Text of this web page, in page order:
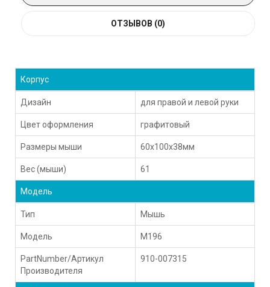
ОТЗЫВОВ (0)
Корпус
Дизайн для правой и левой руки
Цвет оформления графитовый
Размеры мыши 60x100x38мм
Вес (мыши) 61
Модель
Тип Мышь
Модель M196
PartNumber/Артикул
Производителя
910-007315